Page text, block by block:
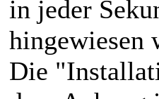
in jeder
hingewiesen
Die